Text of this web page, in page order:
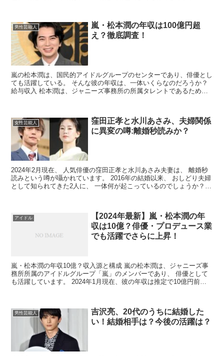
男性芸能人
嵐・松本潤の年収は100億円超
え？徹底調査！
嵐の松本潤は、国民的アイドルグループのセンターであり、俳優とし
ても活躍している。 そんな彼の年収は、一体いくらなのだろうか？
給与収入 松本潤は、ジャニーズ事務所の所属タレントであるため、
女性芸能人
窪田正孝と水川あさみ、夫婦関係
に異変の噂:離婚秒読みか？
2024年2月現在、 人気俳優の窪田正孝と水川あさみ夫妻は、 離婚秒
読みという噂が囁かれています。 2016年の結婚以来、 おしどり夫婦
として知られてきた2人に、 一体何が起こっているのでしょうか？
アイドル
【2024年最新】嵐・松本潤の年
収は10億？俳優・プロデュース業
でも活躍でさらに上昇！
嵐・松本潤の年収10億？収入源と構成 嵐の松本潤は、ジャニーズ事
務所所属のアイドルグループ「嵐」のメンバーであり、 俳優として
も活躍しています。 2024年1月現在、彼の年収は推定で10億円前後
男性芸能人
吉沢亮、20代のうちに結婚した
い！結婚相手は？今後の活躍は？